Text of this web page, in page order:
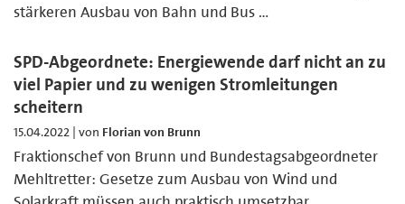
stärkeren Ausbau von Bahn und Bus …
SPD-Abgeordnete: Energiewende darf nicht an zu
viel Papier und zu wenigen Stromleitungen
scheitern
15.04.2022 | von Florian von Brunn
Fraktionschef von Brunn und Bundestagsabgeordneter
Mehltretter: Gesetze zum Ausbau von Wind und